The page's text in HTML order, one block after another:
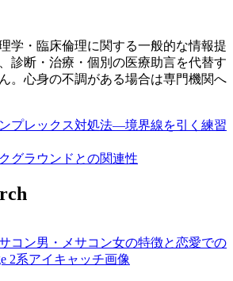
学・臨床倫理に関する一般的な情報提
診断・治療・個別の医療助言を代替す
。心身の不調がある場合は専門機関へ
プレックス対処法―境界線を引く練習
グラウンドとの関連性